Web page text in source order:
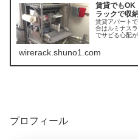
賃貸でもOK
ラックで収
賃貸アパート
合はルミナス
でサビる心配
wirerack.shuno1.com
プロフィール